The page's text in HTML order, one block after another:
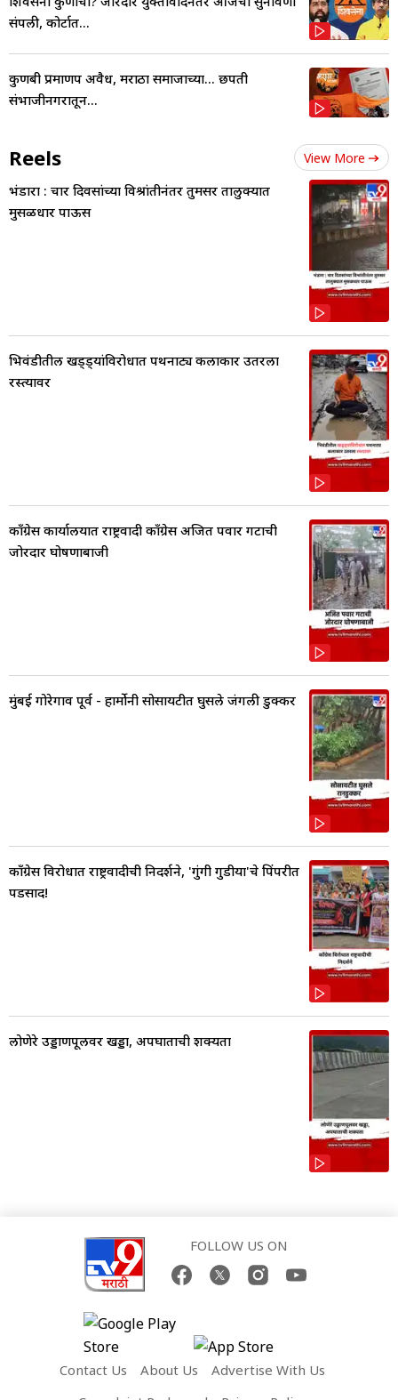
संपली, कोर्टात...
कुणबी प्रमाणपत्र अवैध, मराठा समाजाच्या... छत्रपती
संभाजीनगरातून...
Reels View More
भंडारा : चार दिवसांच्या विश्रांतीनंतर तुमसर तालुक्यात
मुसळधार पाऊस
भिवंडीतील खड्ड्यांविरोधात पथनाट्य कलाकार उतरला
रस्त्यावर
काँग्रेस कार्यालयात राष्ट्रवादी काँग्रेस अजित पवार गटाची
जोरदार घोषणाबाजी
मुंबई गोरेगाव पूर्व - हार्मोनी सोसायटीत घुसले जंगली डुक्कर
काँग्रेस विरोधात राष्ट्रवादीची निदर्शने, 'गुंगी गुडीया'चे पिंपरीत
पडसाद!
लोणेरे उड्डाणपूलवर खड्डा, अपघाताची शक्यता
FOLLOW US ON
Contact Us About Us
Advertise With Us